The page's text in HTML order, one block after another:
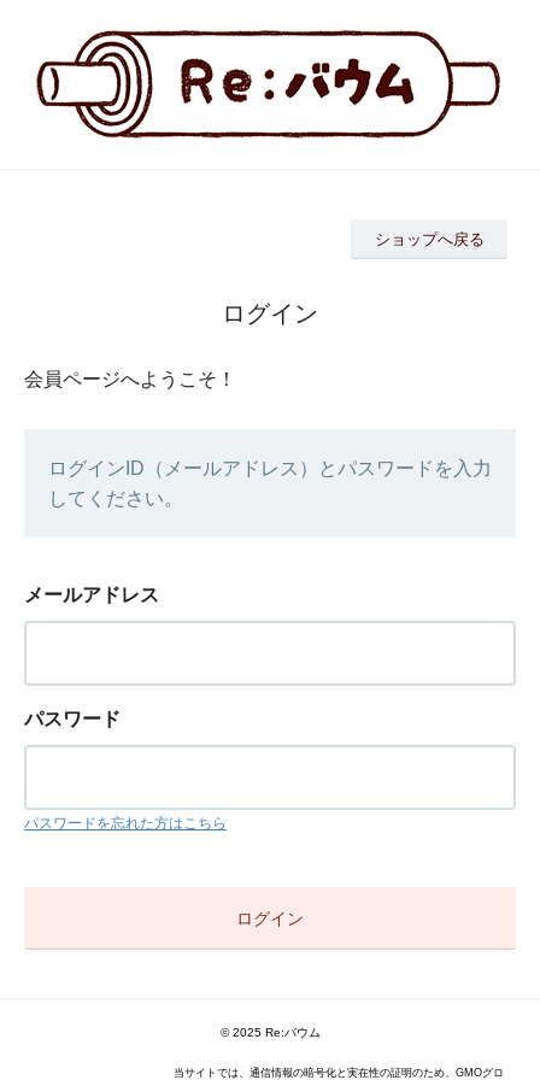
ショップへ戻る
ログイン
会員ページへようこそ！
ログインID（メールアドレス）とパスワードを入力
してください。
メールアドレス
パスワード
パスワードを忘れた方はこちら
© 2025 Re:バウム
当サイトでは、通信情報の暗号化と実在性の証明のため、GMOグロ